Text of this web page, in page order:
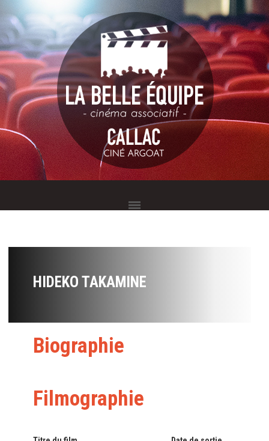
HIDEKO TAKAMINE
Biographie
Filmographie